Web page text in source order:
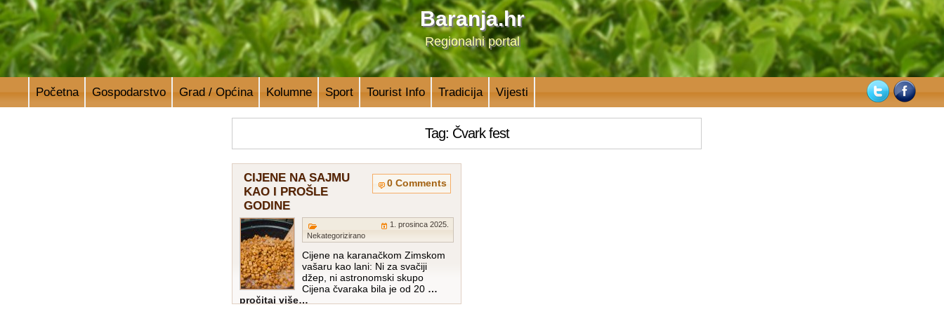
Baranja.hr
Regionalni portal
Početna Gospodarstvo Grad / Općina Kolumne Sport Tourist Info Tradicija Vijesti
Tag: Čvark fest
0 Comments
CIJENE NA SAJMU
KAO I PROŠLE
GODINE
1. prosinca 2025.
Nekategorizirano
Cijene na karanačkom Zimskom
vašaru kao lani: Ni za svačiji
džep, ni astronomski skupo
Cijena čvaraka bila je od 20 …
pročitaj više…